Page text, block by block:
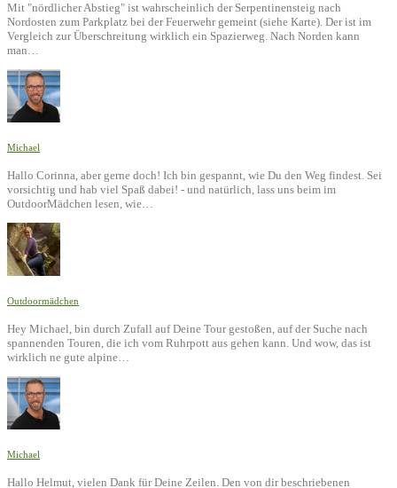
Mit "nördlicher Abstieg" ist wahrscheinlich der Serpentinensteig nach
Nordosten zum Parkplatz bei der Feuerwehr gemeint (siehe Karte). Der ist im
Vergleich zur Überschreitung wirklich ein Spazierweg. Nach Norden kann
man…
Michael
Hallo Corinna, aber gerne doch! Ich bin gespannt, wie Du den Weg findest. Sei
vorsichtig und hab viel Spaß dabei! - und natürlich, lass uns beim im
OutdoorMädchen lesen, wie…
Outdoormädchen
Hey Michael, bin durch Zufall auf Deine Tour gestoßen, auf der Suche nach
spannenden Touren, die ich vom Ruhrpott aus gehen kann. Und wow, das ist
wirklich ne gute alpine…
Michael
Hallo Helmut, vielen Dank für Deine Zeilen. Den von dir beschriebenen